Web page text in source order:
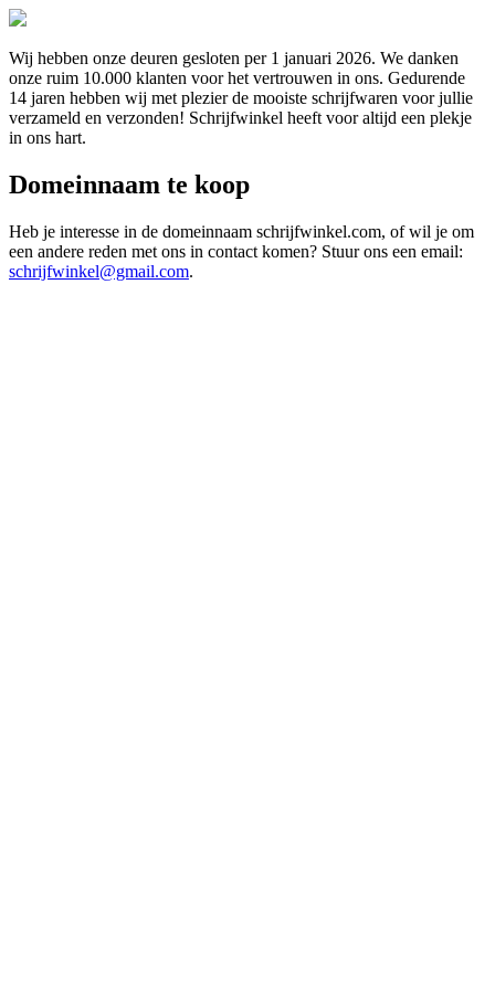
Wij hebben onze deuren gesloten per 1 januari 2026. We danken
onze ruim 10.000 klanten voor het vertrouwen in ons. Gedurende
14 jaren hebben wij met plezier de mooiste schrijfwaren voor jullie
verzameld en verzonden! Schrijfwinkel heeft voor altijd een plekje
in ons hart.
Domeinnaam te koop
Heb je interesse in de domeinnaam schrijfwinkel.com, of wil je om
een andere reden met ons in contact komen? Stuur ons een email:
schrijfwinkel@gmail.com.